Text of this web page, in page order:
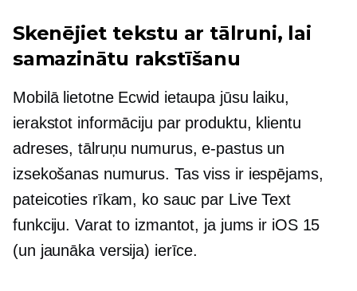
Skenējiet tekstu ar tālruni, lai
samazinātu rakstīšanu
Mobilā lietotne Ecwid ietaupa jūsu laiku,
ierakstot informāciju par produktu, klientu
adreses, tālruņu numurus, e-pastus un
izsekošanas numurus. Tas viss ir iespējams,
pateicoties rīkam, ko sauc par Live Text
funkciju. Varat to izmantot, ja jums ir iOS 15
(un jaunāka versija) ierīce.